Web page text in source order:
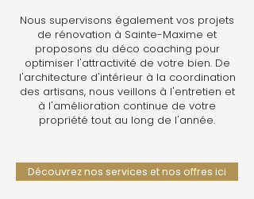
Nous supervisons également vos projets
de rénovation à Sainte-Maxime et
proposons du déco coaching pour
optimiser l'attractivité de votre bien. De
l'architecture d'intérieur à la coordination
des artisans, nous veillons à l'entretien et
à l'amélioration continue de votre
propriété tout au long de l'année.
Découvrez nos services et nos offres ici